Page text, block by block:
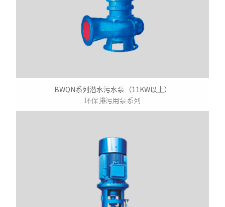
BWQN系列潜水污水泵（11KW以上）
环保排污用泵系列